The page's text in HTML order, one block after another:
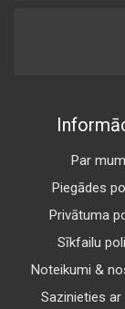
Par
Piegādes
Privātuma
Sīkfailu
Noteikumi &
Sazinieties